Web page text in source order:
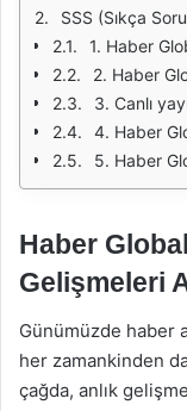
SSS (Sıkça
1. Haber
2. Haber
3. Canlı
4. Haber
5. Haber
Haber
Gelişmeleri
Günümüzde haber
her zamankinden
çağda, anlık